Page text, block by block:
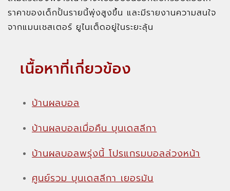
ราคาของเด็กปั้นรายนี้พุ่งสูงขึ้น และมีรายงานความสนใจ
จากแมนเชสเตอร์ ยูไนเต็ดอยู่ในระยะลุ้น
เนื้อหาที่เกี่ยวข้อง
บ้านผลบอล
บ้านผลบอลเมื่อคืน บุนเดสลีกา
บ้านผลบอลพรุ่งนี้ โปรแกรมบอลล่วงหน้า
ศูนย์รวม บุนเดสลีกา เยอรมัน